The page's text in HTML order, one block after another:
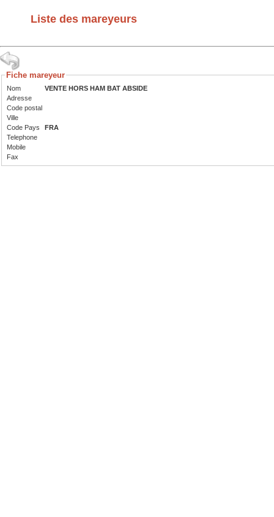
Liste des mareyeurs
Fiche mareyeur
Nom
VENTE HORS HAM BAT ABSIDE
Adresse
Code postal
Ville
Code Pays
FRA
Telephone
Mobile
Fax